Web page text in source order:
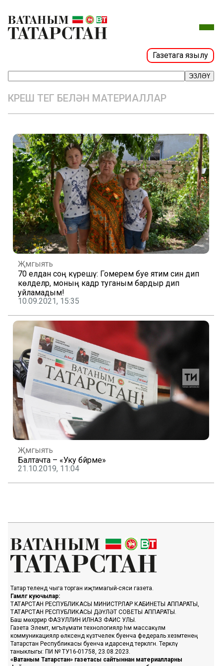
Газетага язылу
ЭЗЛӘҮ
КҮРЕШҮ ТЕГ БЕЛӘН МАТЕРИАЛЛАР
Җәмгыять
70 елдан соң күрешү: Гомерем буе ятим син дип
көлделәр, моның кадәр туганым бардыр дип
уйламадым!
10.09.2021, 15:35
Җәмгыять
Балтачта – «Уку бәйрәме»
21.10.2019, 11:04
Татар телендә чыга торган иҗтимагый-сәяси газета.
Гамәлгә куючылар:
ТАТАРСТАН РЕСПУБЛИКАСЫ МИНИСТРЛАР КАБИНЕТЫ АППАРАТЫ,
ТАТАРСТАН РЕСПУБЛИКАСЫ ДӘҮЛӘТ СОВЕТЫ АППАРАТЫ.
Баш мөхәррир ФАЗУЛЛИН ИЛНАЗ ФАИС УЛЫ.
Газета Элемтә, мәгълүмати технологияләр һәм массакүләм
коммуникацияләр өлкәсендә күзәтчелек буенча федераль хезмәтенең
Татарстан Республикасы буенча идарәсендә теркәлгән. Теркәлү
таныклыгы: ПИ № ТУ16-01758, 23.08.2023.
«Ватаным Татарстан» газетасы сайтыннан материалларны